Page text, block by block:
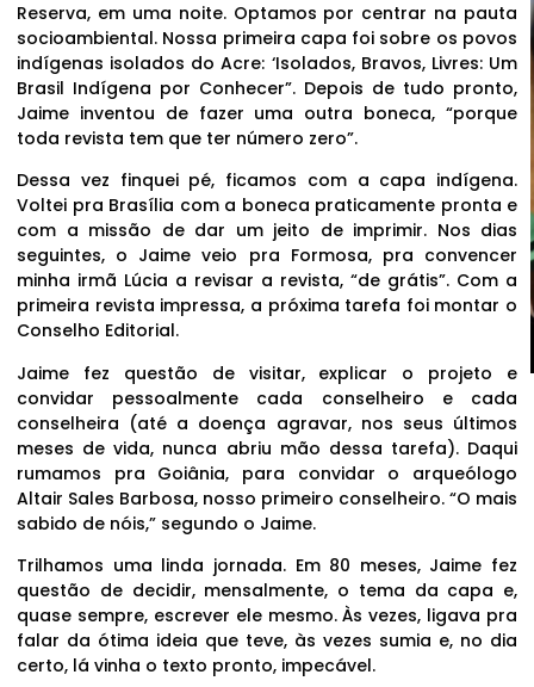
Reserva, em uma noite. Optamos por centrar na pauta
socioambiental. Nossa primeira capa foi sobre os povos
indígenas isolados do Acre: ‘Isolados, Bravos, Livres: Um
Brasil Indígena por Conhecer”. Depois de tudo pronto,
Jaime inventou de fazer uma outra boneca, “porque
toda revista tem que ter número zero”.
Dessa vez finquei pé, ficamos com a capa indígena.
Voltei pra Brasília com a boneca praticamente pronta e
com a missão de dar um jeito de imprimir. Nos dias
seguintes, o Jaime veio pra Formosa, pra convencer
minha irmã Lúcia a revisar a revista, “de grátis”. Com a
primeira revista impressa, a próxima tarefa foi montar o
Conselho Editorial.
Jaime fez questão de visitar, explicar o projeto e
convidar pessoalmente cada conselheiro e cada
conselheira (até a doença agravar, nos seus últimos
meses de vida, nunca abriu mão dessa tarefa). Daqui
rumamos pra Goiânia, para convidar o arqueólogo
Altair Sales Barbosa, nosso primeiro conselheiro. “O mais
sabido de nóis,” segundo o Jaime.
Trilhamos uma linda jornada. Em 80 meses, Jaime fez
questão de decidir, mensalmente, o tema da capa e,
quase sempre, escrever ele mesmo. Às vezes, ligava pra
falar da ótima ideia que teve, às vezes sumia e, no dia
certo, lá vinha o texto pronto, impecável.